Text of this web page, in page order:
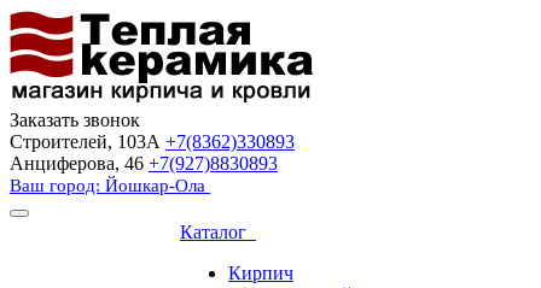
Заказать звонок
Строителей, 103А +7(8362)330893
Анциферова, 46 +7(927)8830893
Ваш город: Йошкар-Ола
Каталог
Кирпич